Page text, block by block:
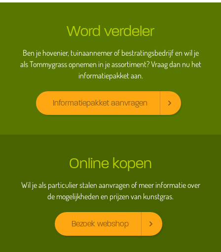
Word verdeler
Ben je hovenier, tuinaannemer of bestratingsbedrijf en wil je
als Tommygrass opnemen in je assortiment? Vraag dan nu het
informatiepakket aan.
Informatiepakket aanvragen
Online kopen
Wil je als particulier stalen aanvragen of meer informatie over
de mogelijkheden en prijzen van kunstgras.
Bezoek webshop